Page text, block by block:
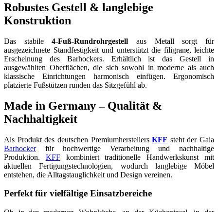
Robustes Gestell & langlebige
Konstruktion
Das stabile4-Fuß-Rundrohrgestell aus Metall sorgt für
ausgezeichnete Standfestigkeit und unterstützt die filigrane, leichte
Erscheinung des Barhockers. Erhältlich ist das Gestell in
ausgewählten Oberflächen, die sich sowohl in moderne als auch
klassische Einrichtungen harmonisch einfügen. Ergonomisch
platzierte Fußstützen runden das Sitzgefühl ab.
Made in Germany – Qualität &
Nachhaltigkeit
Als Produkt des deutschen PremiumherstellersKFF steht der Gaia
Barhockerfür hochwertige Verarbeitung und nachhaltige
Produktion. KFFkombiniert traditionelle Handwerkskunst mit
aktuellen Fertigungstechnologien, wodurch langlebige Möbel
entstehen, die Alltagstauglichkeit und Design vereinen.
Perfekt für vielfältige Einsatzbereiche